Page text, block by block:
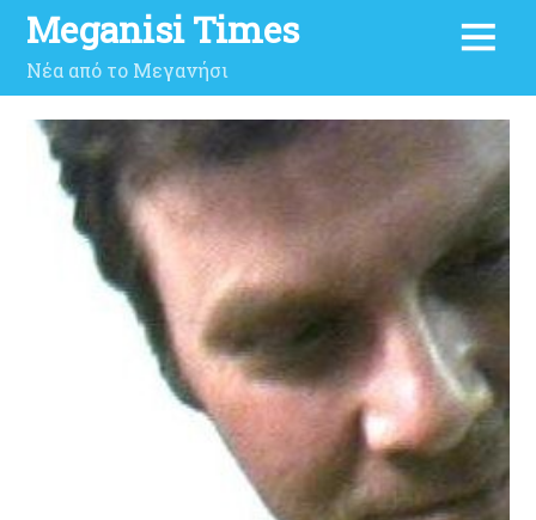
Meganisi Times
Νέα από το Μεγανήσι